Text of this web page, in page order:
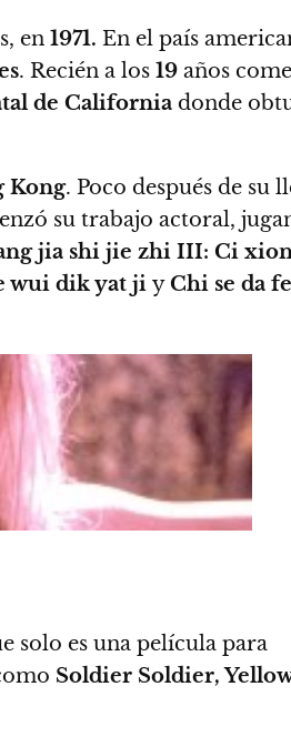
en 1971. En el país
. Recién a los 19 años
de California donde
Kong. Poco después de su
su trabajo actoral,
jia shi jie zhi III: Ci
wui dik yat ji yChi se da
solo es una película para
Soldier Soldier,